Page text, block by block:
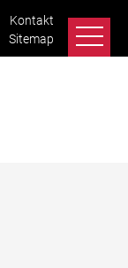
Kontakt
Sitemap